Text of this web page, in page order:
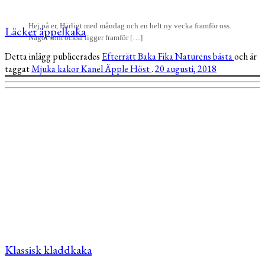
Hej på er, Härligt med måndag och en helt ny vecka framför oss.
Något som också ligger framför […]
Läcker äppelkaka
Detta inlägg publicerades EfterrättBakaFikaNaturens bästaoch är
taggatMjuka kakorKanelÄppleHöst.20 augusti, 2018
Klassisk kladdkaka